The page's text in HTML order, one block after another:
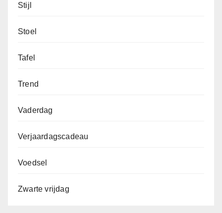
Stijl
Stoel
Tafel
Trend
Vaderdag
Verjaardagscadeau
Voedsel
Zwarte vrijdag